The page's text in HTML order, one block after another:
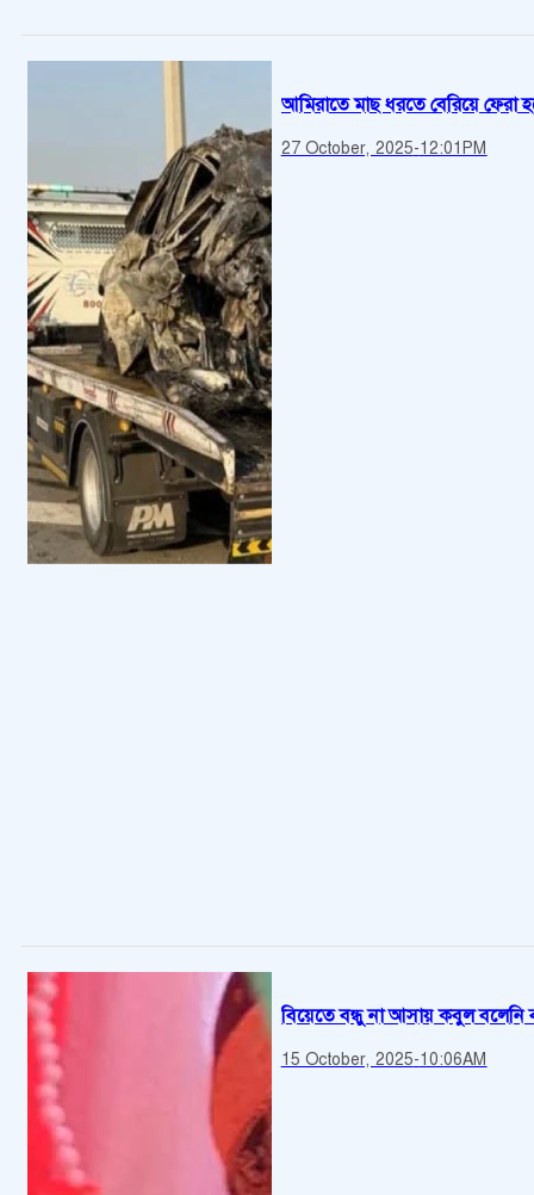
আমিরাতে মাছ ধরতে বেরিয়ে ফেরা
27 October, 2025-12:01PM
বিয়েতে বন্ধু না আসায় কবুল বলেনি
15 October, 2025-10:06AM